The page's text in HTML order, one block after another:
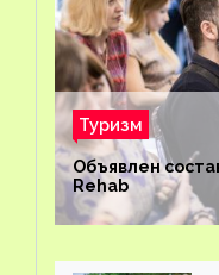
Туризм
Объявлен
Rehab